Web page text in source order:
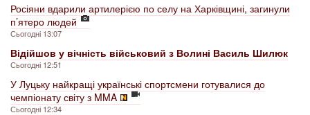
Росіяни вдарили артилерією по селу на Харківщині, загинули
п’ятеро людей
Сьогодні 13:07
Відійшов у вічність військовий з Волині Василь Шилюк
Сьогодні 12:51
У Луцьку найкращі українські спортсмени готувалися до
чемпіонату світу з MMA
Сьогодні 12:34